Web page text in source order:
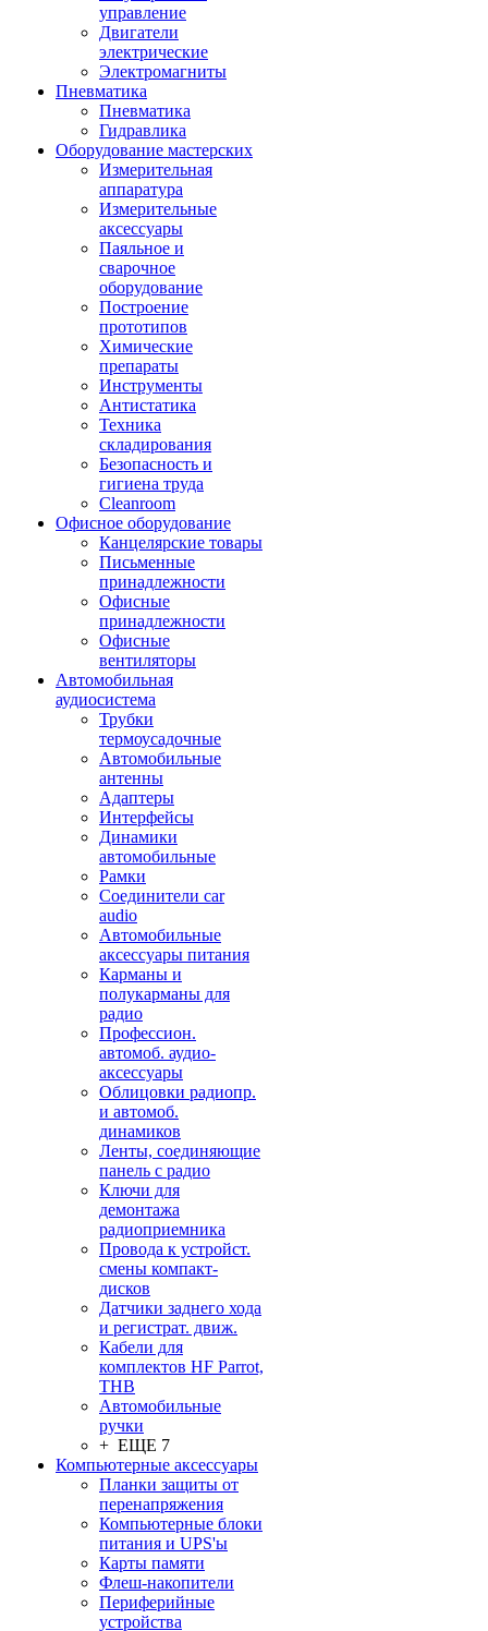
управление
Двигатели
электрические
Электромагниты
Пневматика
Пневматика
Гидравлика
Оборудование мастерских
Измерительная
аппаратура
Измерительные
аксессуары
Паяльное и
сварочное
оборудование
Построение
прототипов
Химические
препараты
Инструменты
Aнтистатика
Техника
складирования
Безопасность и
гигиена труда
Cleanroom
Офисное оборудование
Канцелярские товары
Письменные
принадлежности
Офисные
принадлежности
Офисные
вентиляторы
Автомобильная
аудиосистема
Трубки
термоусадочные
Автомобильные
антенны
Адаптеры
Интерфейсы
Динамики
автомобильные
Рамки
Соединители car
audio
Автомобильные
аксессуары питания
Карманы и
полукарманы для
радио
Профессион.
автомоб. аудио-
аксессуары
Облицовки радиопр.
и автомоб.
динамиков
Ленты, соединяющие
панель с радио
Ключи для
демонтажа
радиоприемника
Провода к устройст.
смены компакт-
дисков
Датчики заднего хода
и регистрат. движ.
Кабели для
комплектов HF Parrot,
THB
Автомобильные
ручки
+ ЕЩЕ 7
Компьютерные аксессуары
Планки защиты от
перенапряжения
Компьютерные блоки
питания и UPS'ы
Карты памяти
Флеш-накопители
Периферийные
устройства